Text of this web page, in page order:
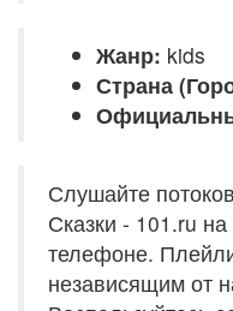
Жанр: kids
Страна
Слушайте
Сказки - 101.ru
телефоне.
независящим от